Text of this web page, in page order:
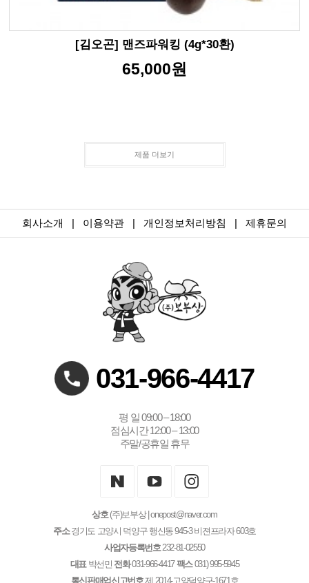
[김오곤] 맨즈파워킹 (4g*30환)
65,000원
제품 더보기
회사소개 | 이용약관 | 개인정보처리방침 | 제휴문의
031-966-4417
평 일 09:00 – 18:00
점심시간 12:00 – 13:00
주말/공휴일 휴무
상호(주)보부상| onepost@naver.com
주소경기도 고양시 덕양구 행신동 945-3 비젼프라자 603호
사업자등록번호232-81-02550
대표박선민 전화031-966-4417 팩스031) 995-5945
통신판매업신고번호제 2014-고양덕양구-1671호